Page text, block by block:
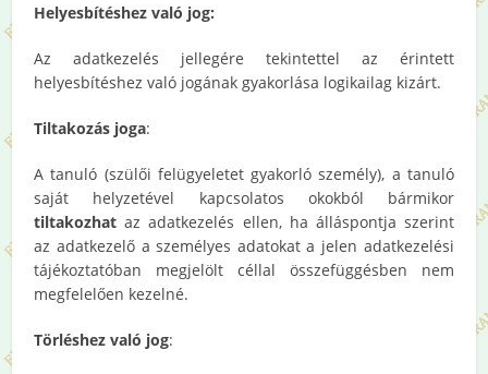
Helyesbítéshez való jog:
Az adatkezelés jellegére tekintettel az érintett
helyesbítéshez való jogának gyakorlása logikailag kizárt.
Tiltakozás joga:
A tanuló (szülői felügyeletet gyakorló személy), a tanuló
saját helyzetével kapcsolatos okokból bármikor
tiltakozhat az adatkezelés ellen, ha álláspontja szerint
az adatkezelő a személyes adatokat a jelen adatkezelési
tájékoztatóban megjelölt céllal összefüggésben nem
megfelelően kezelné.
Törléshez való jog: